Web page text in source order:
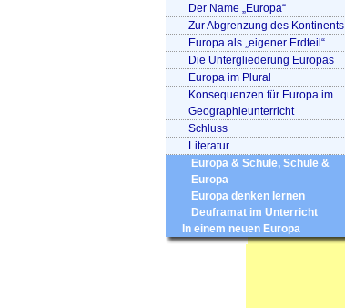
Der Name „Europa“
Zur Abgrenzung des Kontinents
Europa als „eigener Erdteil“
Die Untergliederung Europas
Europa im Plural
Konsequenzen für Europa im
Geographieunterricht
Schluss
Literatur
Europa & Schule, Schule &
Europa
Europa denken lernen
Deuframat im Unterricht
In einem neuen Europa